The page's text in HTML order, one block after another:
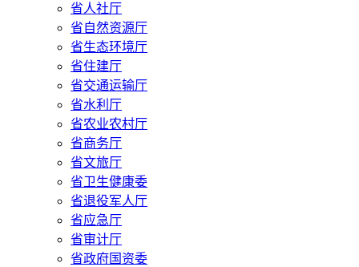
省人社厅
省自然资源厅
省生态环境厅
省住建厅
省交通运输厅
省水利厅
省农业农村厅
省商务厅
省文旅厅
省卫生健康委
省退役军人厅
省应急厅
省审计厅
省政府国资委